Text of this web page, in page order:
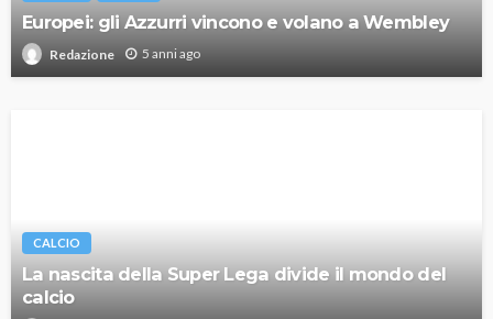
Europei: gli Azzurri vincono e volano a Wembley
Redazione 5 anni ago
CALCIO
La nascita della Super Lega divide il mondo del
calcio